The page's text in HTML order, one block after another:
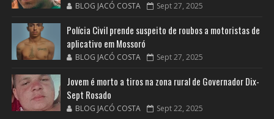
BLOG JACÓ COSTA Sept 27, 2025
Polícia Civil prende suspeito de roubos a motoristas de
aplicativo em Mossoró
BLOG JACÓ COSTA Sept 27, 2025
Jovem é morto a tiros na zona rural de Governador Dix-
Sept Rosado
BLOG JACÓ COSTA Sept 22, 2025